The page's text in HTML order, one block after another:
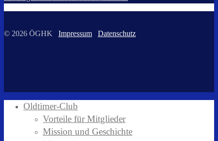
© 2026 ÖGHK Impressum Datenschutz
Oldtimer-Club
Vorteile für Mitglieder
Mission und Geschichte